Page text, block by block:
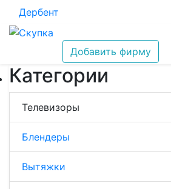
Дербент
Добавить фирму
Категории
Телевизоры
Блендеры
Вытяжки